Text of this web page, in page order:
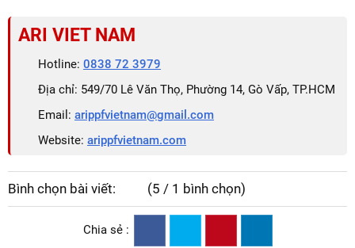
ARI VIET NAM
Hotline: 0838 72 3979
Địa chỉ: 549/70 Lê Văn Thọ, Phường 14, Gò Vấp, TP.HCM
Email: arippfvietnam@gmail.com
Website: arippfvietnam.com
Bình chọn bài viết: (5 / 1 bình chọn)
Chia sẻ :